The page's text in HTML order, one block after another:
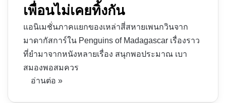
เพื่อนไม่เคยทิ้งกัน
แอนิเมชั่นภาคแยกของเหล่าสี่สหายเพนกวินจาก
มาดากัสการ์ใน Penguins of Madagascar เรื่องราว
ที่ยำมาจากหนังหลายเรื่อง สนุกพอประมาณ เบา
สมองพอสมควร
อ่านต่อ »